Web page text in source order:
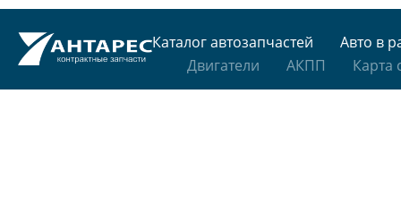
Каталог автозапчастей
Авто в
Двигатели
АКПП Карта